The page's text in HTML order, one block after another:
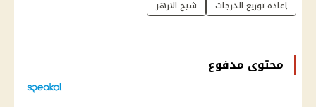
إعادة توزيع الدرجات
شيخ الازهر
محتوى مدفوع